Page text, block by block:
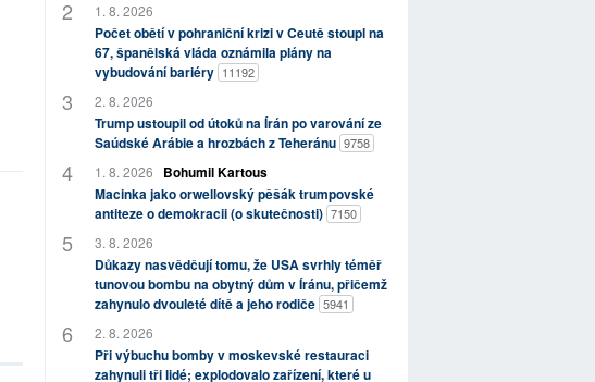
1. 8. 2026
Počet obětí v pohraniční krizi v Ceutě stoupl na
67, španělská vláda oznámila plány na
vybudování bariéry 11192
2. 8. 2026
Trump ustoupil od útoků na Írán po varování ze
Saúdské Arábie a hrozbách z Teheránu 9758
1. 8. 2026
Bohumil Kartous
Macinka jako orwellovský pěšák trumpovské
antiteze o demokracii (o skutečnosti) 7150
3. 8. 2026
Důkazy nasvědčují tomu, že USA svrhly téměř
tunovou bombu na obytný dům v Íránu, přičemž
zahynulo dvouleté dítě a jeho rodiče 5941
2. 8. 2026
Při výbuchu bomby v moskevské restauraci
zahynuli tři lidé; explodovalo zařízení, které u